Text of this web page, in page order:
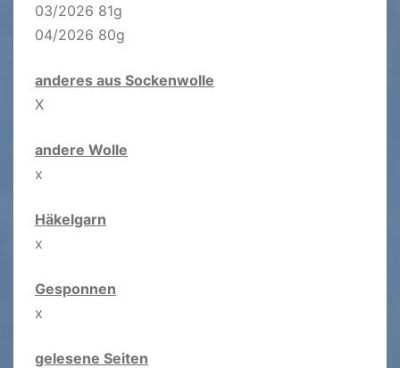
03/2026 81g
04/2026 80g
anderes aus Sockenwolle
X
andere Wolle
x
Häkelgarn
x
Gesponnen
x
gelesene Seiten